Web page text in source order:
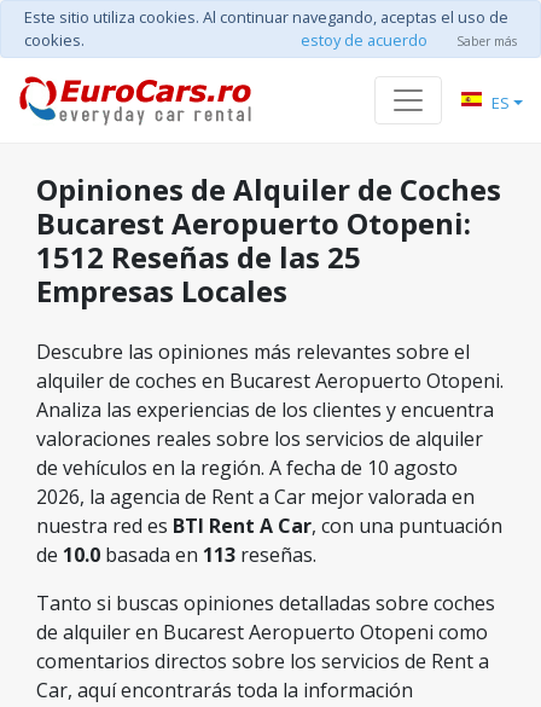
Este sitio utiliza cookies. Al continuar navegando, aceptas el uso de
cookies.
estoy de acuerdo Saber más
ES
Opiniones de Alquiler de Coches
Bucarest Aeropuerto Otopeni:
1512 Reseñas de las 25
Empresas Locales
Descubre las opiniones más relevantes sobre el
alquiler de coches en Bucarest Aeropuerto Otopeni.
Analiza las experiencias de los clientes y encuentra
valoraciones reales sobre los servicios de alquiler
de vehículos en la región. A fecha de 10 agosto
2026, la agencia de Rent a Car mejor valorada en
nuestra red es BTI Rent A Car, con una puntuación
de 10.0 basada en 113 reseñas.
Tanto si buscas opiniones detalladas sobre coches
de alquiler en Bucarest Aeropuerto Otopeni como
comentarios directos sobre los servicios de Rent a
Car, aquí encontrarás toda la información